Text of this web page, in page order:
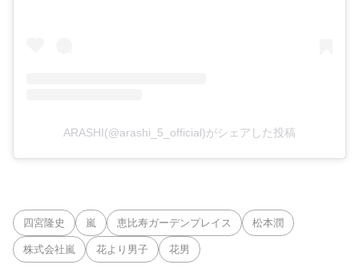
ARASHI(@arashi_5_official)がシェアした投稿
四宮隆史 嵐 恵比寿ガーデンプレイス 松本潤
株式会社嵐 花より男子 花男